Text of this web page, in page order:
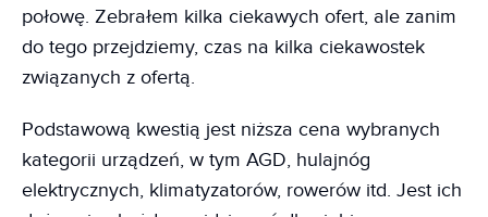
połowę. Zebrałem kilka ciekawych ofert, ale zanim
do tego przejdziemy, czas na kilka ciekawostek
związanych z ofertą.
Podstawową kwestią jest niższa cena wybranych
kategorii urządzeń, w tym AGD, hulajnóg
elektrycznych, klimatyzatorów, rowerów itd. Jest ich